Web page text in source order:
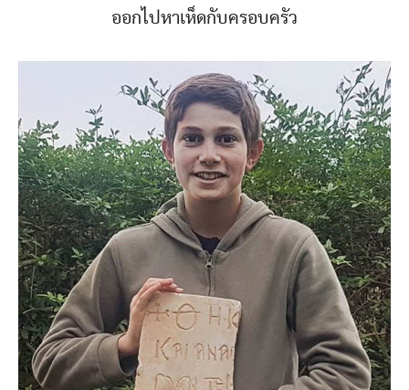
ออกไปหาเห็ดกับครอบครัว